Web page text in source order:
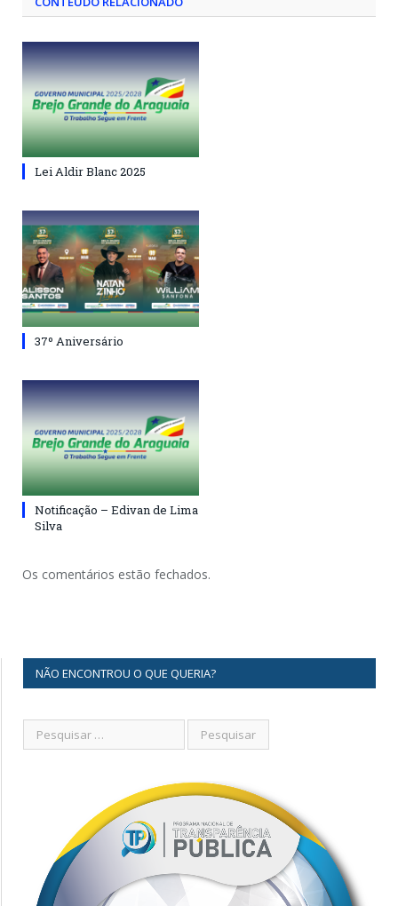
Lei Aldir Blanc 2025
37º Aniversário
Notificação – Edivan de Lima
Silva
Os comentários estão fechados.
NÃO ENCONTROU O QUE QUERIA?